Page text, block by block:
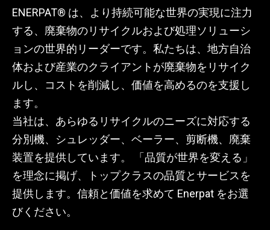
ENERPAT® は、より持続可能な世界の実現に注力
する、廃棄物のリサイクルおよび処理ソリューシ
ョンの世界的リーダーです。私たちは、地方自治
体および産業のクライアントが廃棄物をリサイク
ルし、コストを削減し、価値を高めるのを支援し
ます。
当社は、あらゆるリサイクルのニーズに対応する
分別機、シュレッダー、ベーラー、剪断機、廃棄
装置を提供しています。 「品質が世界を変える」
を理念に掲げ、トップクラスの品質とサービスを
提供します。信頼と価値を求めて Enerpat をお選
びください。